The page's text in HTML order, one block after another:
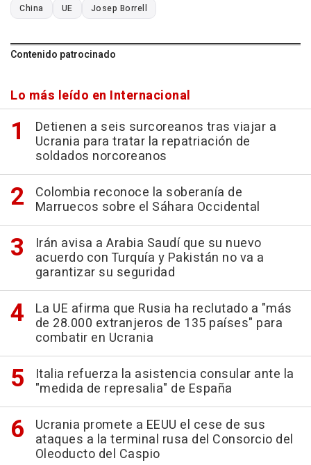
China UE Josep Borrell
Contenido patrocinado
Lo más leído en Internacional
Detienen a seis surcoreanos tras viajar a
Ucrania para tratar la repatriación de
soldados norcoreanos
Colombia reconoce la soberanía de
Marruecos sobre el Sáhara Occidental
Irán avisa a Arabia Saudí que su nuevo
acuerdo con Turquía y Pakistán no va a
garantizar su seguridad
La UE afirma que Rusia ha reclutado a "más
de 28.000 extranjeros de 135 países" para
combatir en Ucrania
Italia refuerza la asistencia consular ante la
"medida de represalia" de España
Ucrania promete a EEUU el cese de sus
ataques a la terminal rusa del Consorcio del
Oleoducto del Caspio